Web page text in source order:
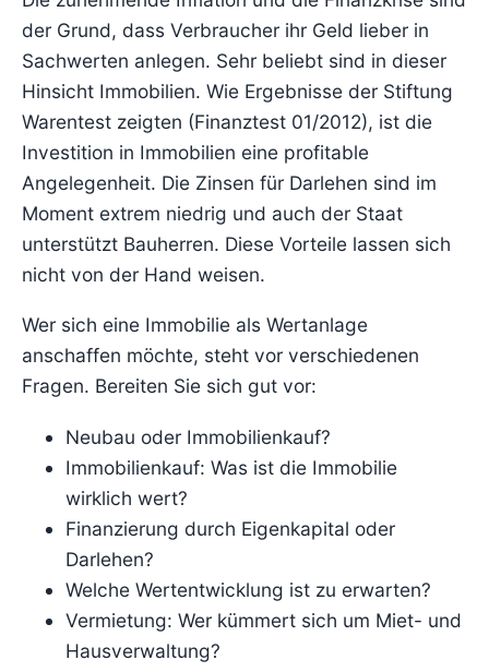
der Grund, dass Verbraucher ihr Geld lieber in
Sachwerten anlegen. Sehr beliebt sind in dieser
Hinsicht Immobilien. Wie Ergebnisse der Stiftung
Warentest zeigten (Finanztest 01/2012), ist die
Investition in Immobilien eine profitable
Angelegenheit. Die Zinsen für Darlehen sind im
Moment extrem niedrig und auch der Staat
unterstützt Bauherren. Diese Vorteile lassen sich
nicht von der Hand weisen.
Wer sich eine Immobilie als Wertanlage
anschaffen möchte, steht vor verschiedenen
Fragen. Bereiten Sie sich gut vor:
Neubau oder Immobilienkauf?
Immobilienkauf: Was ist die Immobilie
wirklich wert?
Finanzierung durch Eigenkapital oder
Darlehen?
Welche Wertentwicklung ist zu erwarten?
Vermietung: Wer kümmert sich um Miet- und
Hausverwaltung?